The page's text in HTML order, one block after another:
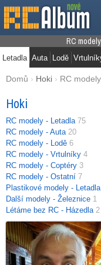
RC modely
Letadla Auta Lodě
Domů › Hoki › RC
Hoki
RC modely - Letadla 75
RC modely - Auta 20
RC modely - Lodě 6
RC modely - Vrtulníky 4
RC modely - Coptéry 3
RC modely - Ostatní 7
Plastikové modely - Letadla
Další modely - Železnice 1
Létáme bez RC - Házedla 2